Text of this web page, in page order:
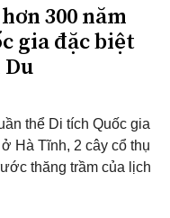
300 năm
gia đặc biệt
thể Di tích Quốc gia
Hà Tĩnh, 2 cây cổ thụ
thăng trầm của lịch